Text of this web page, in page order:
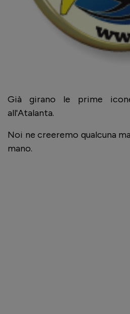
Già girano le prime
all'Atalanta.
Noi ne creeremo qualcuna
mano.